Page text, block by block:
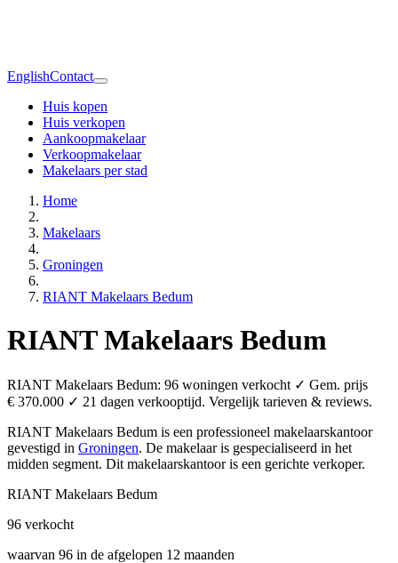
EnglishContact
Huis kopen
Huis verkopen
Aankoopmakelaar
Verkoopmakelaar
Makelaars per stad
Home
Makelaars
Groningen
RIANT Makelaars Bedum
RIANT Makelaars Bedum
RIANT Makelaars Bedum: 96 woningen verkocht ✓ Gem. prijs
€ 370.000 ✓ 21 dagen verkooptijd. Vergelijk tarieven & reviews.
RIANT Makelaars Bedum is een professioneel makelaarskantoor
gevestigd in Groningen. De makelaar is gespecialiseerd in het
midden segment. Dit makelaarskantoor is een gerichte verkoper.
RIANT Makelaars Bedum
96 verkocht
waarvan 96 in de afgelopen 12 maanden